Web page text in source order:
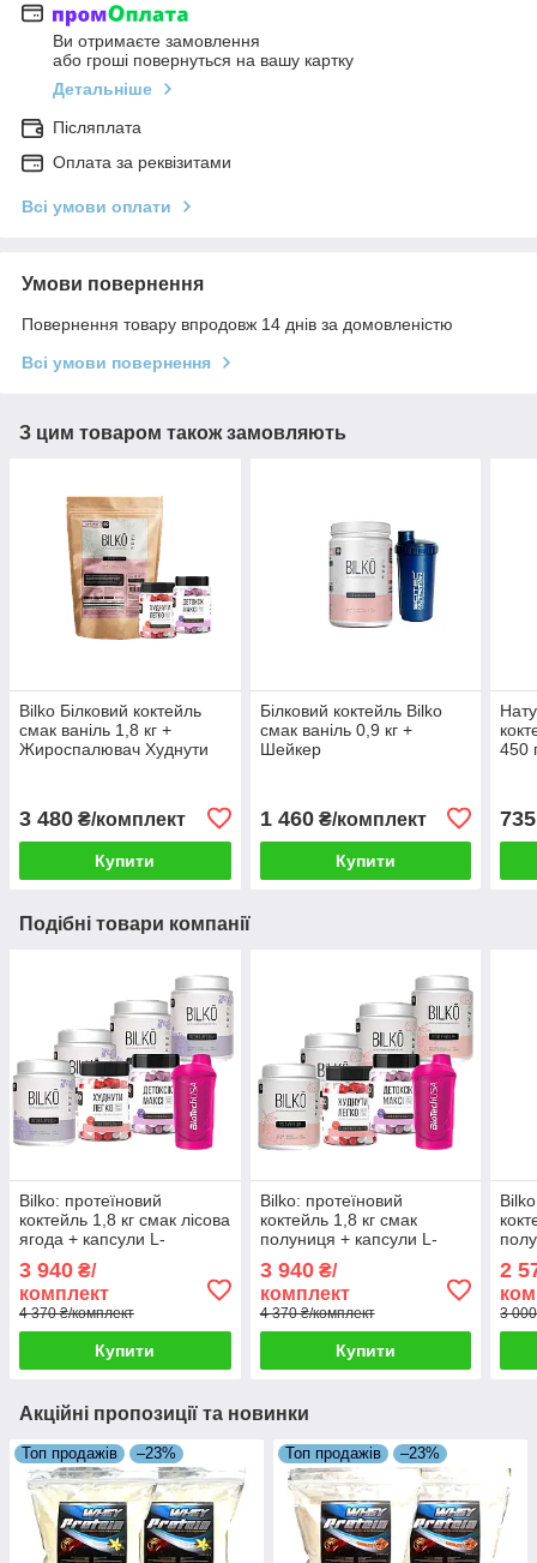
Ви отримаєте замовлення
або гроші повернуться на вашу картку
Детальніше
Післяплата
Оплата за реквізитами
Всі умови оплати
Умови повернення
Повернення товару впродовж 14 днів за домовленістю
Всі умови повернення
З цим товаром також замовляють
Bilko Білковий коктейль
смак ваніль 1,8 кг +
Жироспалювач Худнути
3 480 ₴/комплект
Купити
Білковий коктейль Bilko
смак ваніль 0,9 кг +
Шейкер
1 460₴/комплект
Купити
450
735
Подібні товари компанії
Bilko: протеїновий
коктейль 1,8 кг смак лісова
ягода + капсули L-
карнітин + Детоксик Максі
у подарунок + шейкер
3 940 ₴/
комплект
4 370 ₴/комплект
Купити
Bilko: протеїновий
коктейль 1,8 кг смак
полуниця + капсули L-
карнітин + Детоксик Максі
у подарунок + шейкер
3 940₴/
комплект
4 370 ₴/комплект
Купити
2
3
Акційні пропозиції та новинки
Топ продажів –23% Топ продажів –23%